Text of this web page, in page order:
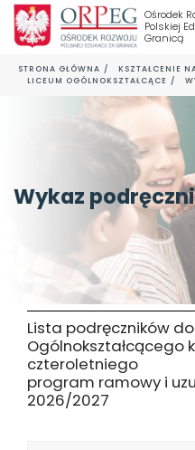
Ośrodek
Polskiej
Granicą
STRONA GŁÓWNA
KSZTAŁCENIE
LICEUM OGÓLNOKSZTAŁCĄCE
Wykaz
Lista podręczników
Ogólnokształcącego
czteroletniego
program ramowy i
2026/2027